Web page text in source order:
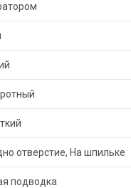
отверстие, На шпильке
подводка